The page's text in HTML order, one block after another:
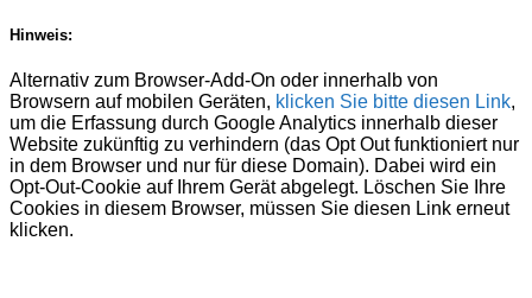
Hinweis:
Alternativ zum Browser-Add-On oder innerhalb von
Browsern auf mobilen Geräten, klicken Sie bitte diesen Link,
um die Erfassung durch Google Analytics innerhalb dieser
Website zukünftig zu verhindern (das Opt Out funktioniert nur
in dem Browser und nur für diese Domain). Dabei wird ein
Opt-Out-Cookie auf Ihrem Gerät abgelegt. Löschen Sie Ihre
Cookies in diesem Browser, müssen Sie diesen Link erneut
klicken.